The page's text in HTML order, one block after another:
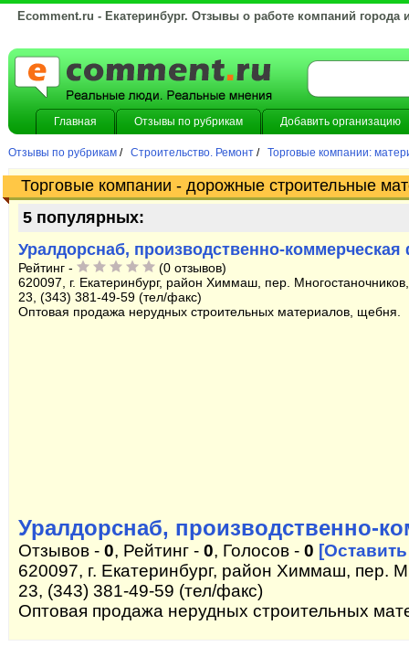
Ecomment.ru - Екатеринбург. Отзывы о работе компаний города
Главная Отзывы по рубрикам Добавить организацию
Отзывы по рубрикам / Строительство. Ремонт / Торговые компании:
Торговые компании - дорожные строительные
5 популярных:
Уралдорснаб, производственно-
Рейтинг -
(0 отзывов)
620097, г. Екатеринбург, район Химмаш, пер.
23, (343) 381-49-59 (тел/факс)
Оптовая продажа нерудных строительных материалов, щебня.
Уралдорснаб, производственно-
Отзывов - 0, Рейтинг - 0, Голосов - 0
620097, г. Екатеринбург, район Химмаш, пер.
23, (343) 381-49-59 (тел/факс)
Оптовая продажа нерудных строительных